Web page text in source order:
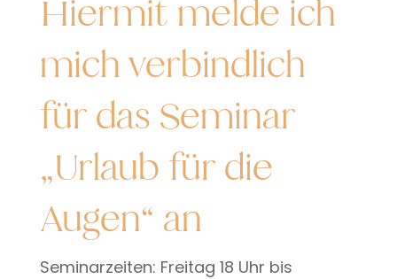
Hiermit melde ich
mich verbindlich
für das Seminar
„Urlaub für die
Augen“ an
Seminarzeiten: Freitag 18 Uhr bis